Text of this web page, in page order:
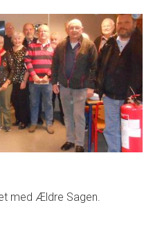
med Ældre Sagen.